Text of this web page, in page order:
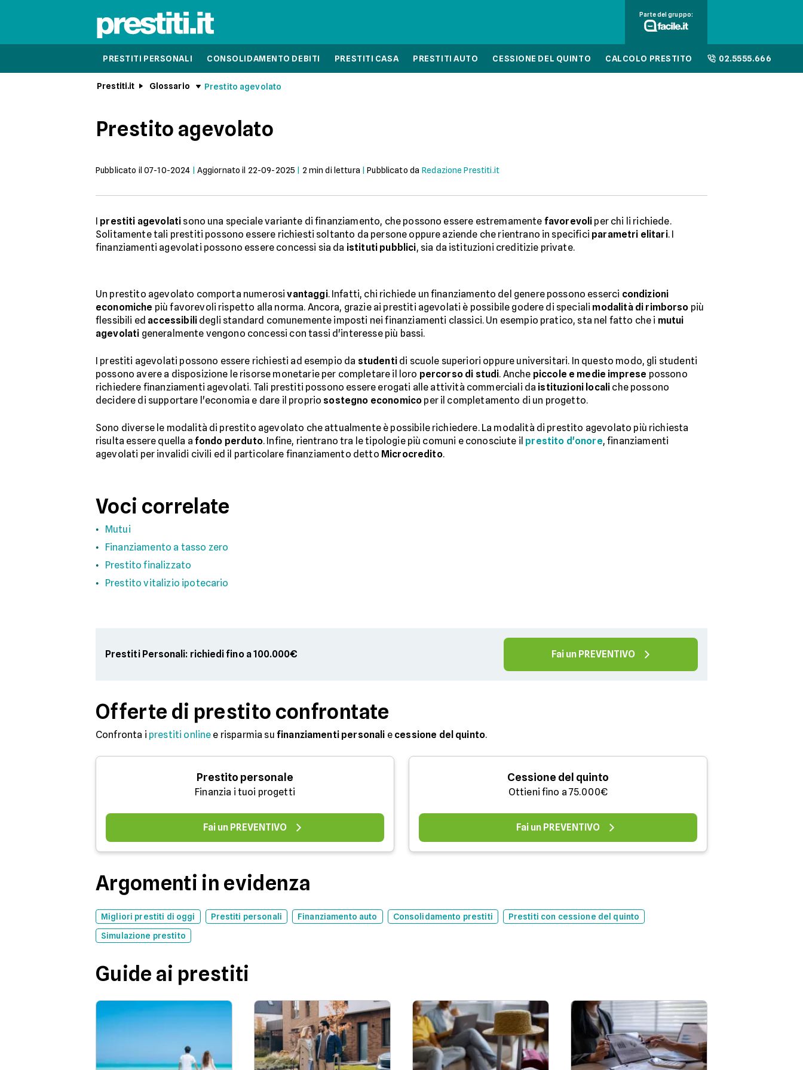
PRESTITI PERSONALI CONSOLIDAMENTO DEBITI PRESTITI CASA PRESTITI AUTO CESSIONE DEL QUINTO CALCOLO PRESTITO 02.5555.666
Parte del gruppo:
Prestiti.it Glossario Prestito agevolato
Prestito agevolato
Pubblicato il 07-10-2024 Aggiornato il 22-09-2025 2 min di lettura |Pubblicato da Redazione Prestiti.it
I prestiti agevolati sono una speciale variante di finanziamento, che possono essere estremamente favorevoli per chi li richiede.
Solitamente tali prestiti possono essere richiesti soltanto da persone oppure aziende che rientrano in specifici parametri elitari. I
finanziamenti agevolati possono essere concessi sia da istituti pubblici, sia da istituzioni creditizie private.
Un prestito agevolato comporta numerosivantaggi. Infatti, chi richiede un finanziamento del genere possono esserci condizioni
economiche più favorevoli rispetto alla norma. Ancora, grazie ai prestiti agevolati è possibile godere di speciali modalità di rimborso più
flessibili ed accessibili degli standard comunemente imposti nei finanziamenti classici. Un esempio pratico, sta nel fatto che i mutui
agevolati generalmente vengono concessi con tassi d'interesse più bassi.
I prestiti agevolati possono essere richiesti ad esempio da studentidi scuole superiori oppure universitari. In questo modo, gli studenti
possono avere a disposizione le risorse monetarie per completare il loro percorso di studi. Anche piccole e medie imprese possono
richiedere finanziamenti agevolati. Tali prestiti possono essere erogati alle attività commerciali da istituzioni locali che possono
decidere di supportare l'economia e dare il proprio sostegno economico per il completamento di un progetto.
Sono diverse le modalità di prestito agevolato che attualmente è possibile richiedere. La modalità di prestito agevolato più richiesta
risulta essere quella a fondo perduto. Infine, rientrano tra le tipologie più comuni e conosciute il prestito d'onore, finanziamenti
agevolati per invalidi civili ed il particolare finanziamento detto Microcredito.
Voci correlate
Mutui
Finanziamento a tasso zero
Prestito finalizzato
Prestito vitalizio ipotecario
Prestiti Personali: richiedi fino a 100.000€ Fai un PREVENTIVO
Offerte di prestito confrontate
Confronta i prestiti online e risparmia su finanziamenti personali e cessione del quinto.
Prestito personale
Finanzia i tuoi progetti
Fai un PREVENTIVO
Cessione del quinto
Ottieni fino a 75.000€
Fai un PREVENTIVO
Argomenti in evidenza
Migliori prestiti di oggi Prestiti personali Finanziamento auto Consolidamento prestiti
Prestiti con cessione del quinto
Simulazione prestito
Guide ai prestiti